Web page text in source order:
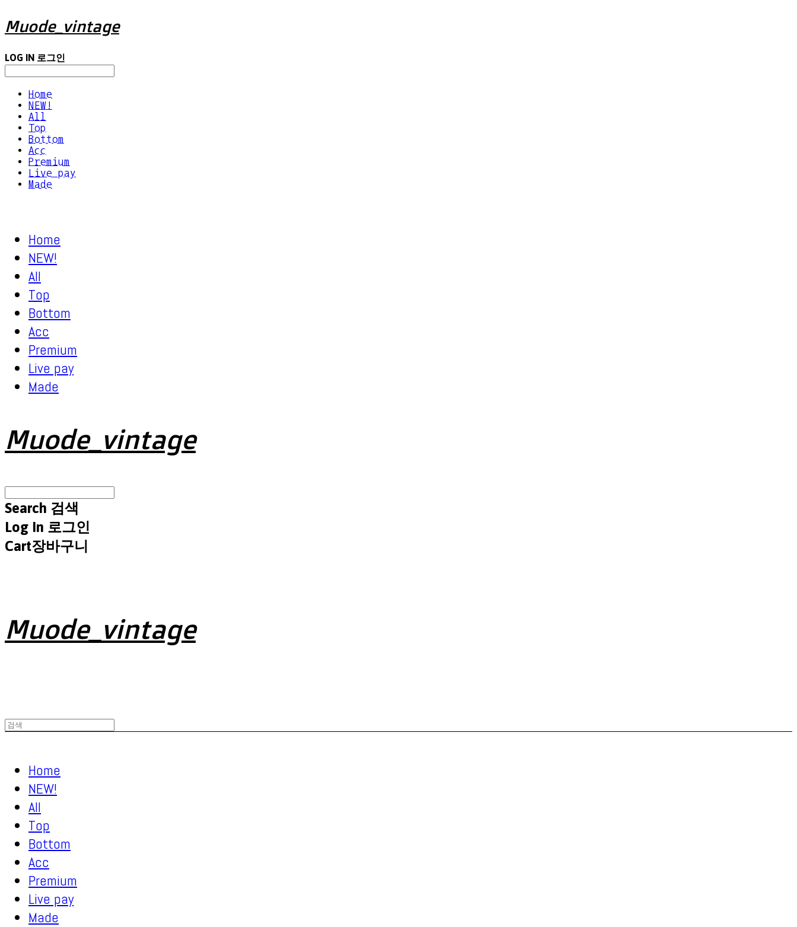
Muode_vintage
LOG IN 로그인
Home
NEW!
All
Top
Bottom
Acc
Premium
Live pay
Made
Home
NEW!
All
Top
Bottom
Acc
Premium
Live pay
Made
Muode_vintage
Search 검색
Log In 로그인
Cart장바구니
Muode_vintage
Home
NEW!
All
Top
Bottom
Acc
Premium
Live pay
Made